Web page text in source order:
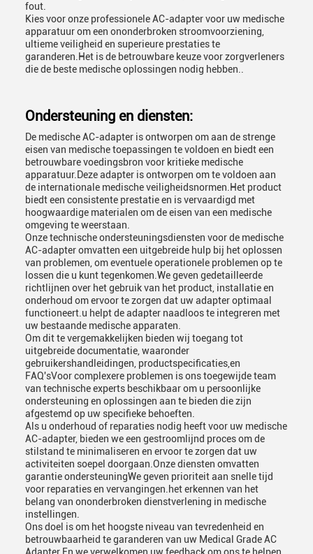
fout.
Kies voor onze professionele AC-adapter voor uw medische
apparatuur om een ononderbroken stroomvoorziening,
ultieme veiligheid en superieure prestaties te
garanderen.Het is de betrouwbare keuze voor zorgverleners
die de beste medische oplossingen nodig hebben..
Ondersteuning en diensten:
De medische AC-adapter is ontworpen om aan de strenge
eisen van medische toepassingen te voldoen en biedt een
betrouwbare voedingsbron voor kritieke medische
apparatuur.Deze adapter is ontworpen om te voldoen aan
de internationale medische veiligheidsnormen.Het product
biedt een consistente prestatie en is vervaardigd met
hoogwaardige materialen om de eisen van een medische
omgeving te weerstaan.
Onze technische ondersteuningsdiensten voor de medische
AC-adapter omvatten een uitgebreide hulp bij het oplossen
van problemen, om eventuele operationele problemen op te
lossen die u kunt tegenkomen.We geven gedetailleerde
richtlijnen over het gebruik van het product, installatie en
onderhoud om ervoor te zorgen dat uw adapter optimaal
functioneert.u helpt de adapter naadloos te integreren met
uw bestaande medische apparaten.
Om dit te vergemakkelijken bieden wij toegang tot
uitgebreide documentatie, waaronder
gebruikershandleidingen, productspecificaties,en
FAQ'sVoor complexere problemen is ons toegewijde team
van technische experts beschikbaar om u persoonlijke
ondersteuning en oplossingen aan te bieden die zijn
afgestemd op uw specifieke behoeften.
Als u onderhoud of reparaties nodig heeft voor uw medische
AC-adapter, bieden we een gestroomlijnd proces om de
stilstand te minimaliseren en ervoor te zorgen dat uw
activiteiten soepel doorgaan.Onze diensten omvatten
garantie ondersteuningWe geven prioriteit aan snelle tijd
voor reparaties en vervangingen.het erkennen van het
belang van ononderbroken dienstverlening in medische
instellingen.
Ons doel is om het hoogste niveau van tevredenheid en
betrouwbaarheid te garanderen van uw Medical Grade AC